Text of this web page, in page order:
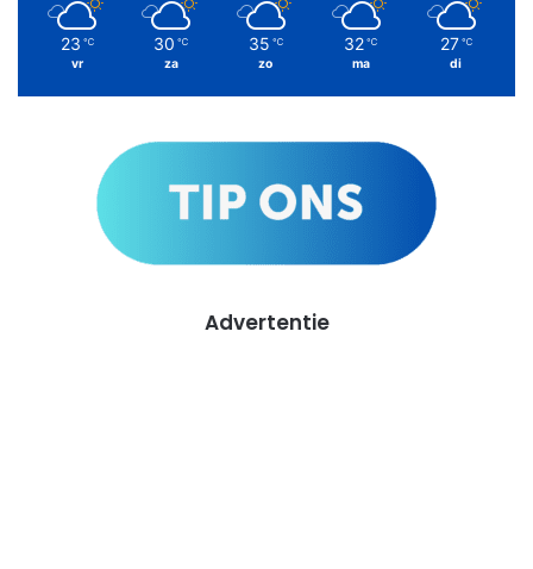
23 ℃
vr
30 ℃
za
35 ℃
zo
32 ℃
ma
27 ℃
di
Advertentie